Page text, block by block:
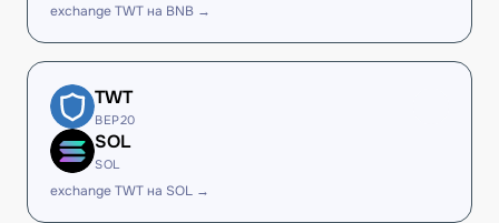
exchange TWT на BNB →
TWT
BEP20
SOL
SOL
exchange TWT на SOL →